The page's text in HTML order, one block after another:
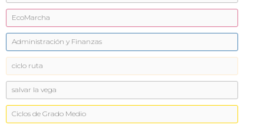
EcoMarcha
Administración y Finanzas
ciclo ruta
salvar la vega
Ciclos de Grado Medio